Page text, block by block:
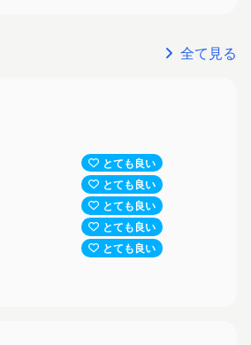
全て見る
とても良い
とても良い
とても良い
とても良い
とても良い